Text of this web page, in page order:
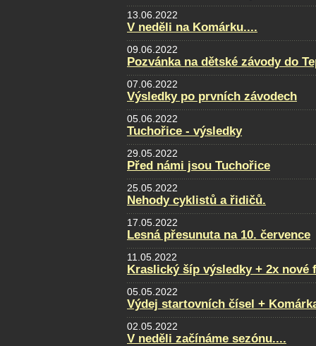
13.06.2022
V neděli na Komárku....
09.06.2022
Pozvánka na dětské závody do
07.06.2022
Výsledky po prvních závodech
05.06.2022
Tuchořice - výsledky
29.05.2022
Před námi jsou Tuchořice
25.05.2022
Nehody cyklistů a řidičů.
17.05.2022
Lesná přesunuta na 10. července
11.05.2022
Kraslický šíp výsledky + 2x nové
05.05.2022
Výdej startovních čísel +
02.05.2022
V neděli začínáme sezónu....